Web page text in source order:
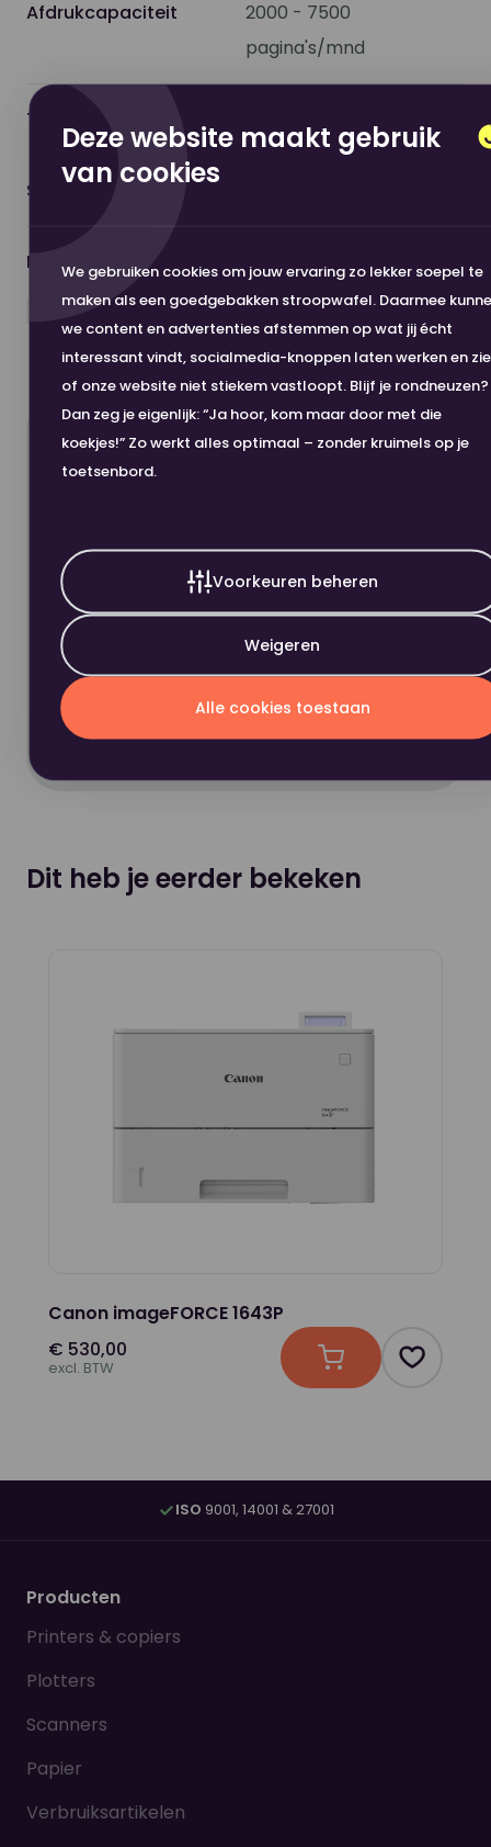
Deze website maakt gebruik
van cookies
We gebruiken cookies om jouw ervaring zo lekker soepel te
maken als een goedgebakken stroopwafel. Daarmee
we content en advertenties afstemmen op wat jij écht
interessant vindt, socialmedia-knoppen laten werken en
of onze website niet stiekem vastloopt. Blijf je rondneuzen?
Dan zeg je eigenlijk: “Ja hoor, kom maar door met die
koekjes!” Zo werkt alles optimaal – zonder kruimels op je
toetsenbord.
Voorkeuren beheren
Weigeren
Alle cookies toestaan
Afdrukcapaciteit
2000 - 7500
pagina's/mnd
Type
Scanfunctie
Merk Canon
Afdrukvolume p/m 7500
Aantal cartridges /
toners
Functionaliteit Printen
Afdruksnelheid 43
Afmeting
Connectiviteit
Dubbelzijdig Printen
Toon meer
Nou, dit wordt 'm!
Veilig betalen
€ 530,00
In winkelwagen
Dit heb je eerder bekeken
Canon imageFORCE 1643P
€ 530,00
excl. BTW In winkelwagen
Product
ISO 9001, 14001 & 27001
Producten
Printers & copiers
Plotters
Scanners
Papier
Verbruiksartikelen